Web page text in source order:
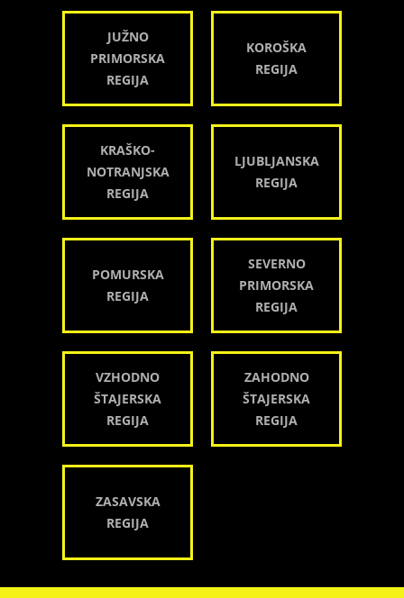
JUŽNO
PRIMORSKA
REGIJA
KOROŠKA
REGIJA
KRAŠKO-
NOTRANJSKA
REGIJA
LJUBLJANSKA
REGIJA
POMURSKA
REGIJA
SEVERNO
PRIMORSKA
REGIJA
VZHODNO
ŠTAJERSKA
REGIJA
ZAHODNO
ŠTAJERSKA
REGIJA
ZASAVSKA
REGIJA